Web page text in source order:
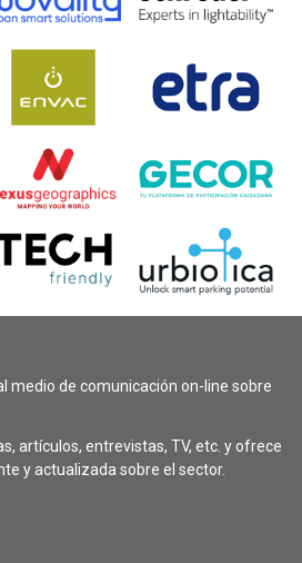
medio de comunicación on-line sobre
artículos, entrevistas, TV, etc. y ofrece
y actualizada sobre el sector.